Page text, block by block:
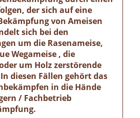
der sich auf eine
von Ameisen
sich bei den
um die Rasenameise,
Wegameise , die
um Holz zerstörende
diesen Fällen gehört das
in die Hände
/ Fachbetrieb